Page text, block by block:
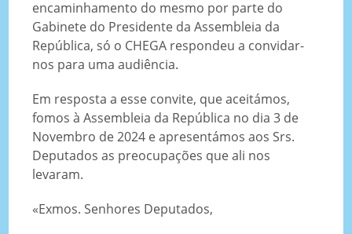
encaminhamento do mesmo por parte do
Gabinete do Presidente da Assembleia da
República, só o CHEGA respondeu a convidar-
nos para uma audiência.
Em resposta a esse convite, que aceitámos,
fomos à Assembleia da República no dia 3 de
Novembro de 2024 e apresentámos aos Srs.
Deputados as preocupações que ali nos
levaram.
«Exmos. Senhores Deputados,